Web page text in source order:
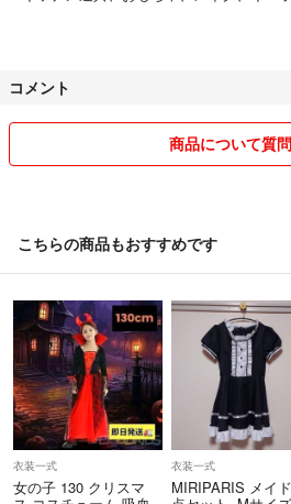
アクリルスタンド、シール、ステッカー
「発送は１日〜２日以内予定です」
郵便局発送は土日祝日お休みなので月曜
梱包方法はoppシートにプチプチ、緩衝シ
防水ビニールで梱包予定です！
火曜日、金曜日、土曜日は17〜22時30分ま
連絡が遅れます。
長々読んでいただきありがとうございま
コメント
商品について質
こちらの商品もおすすめです
衣装一式
女の子 130 クリスマ
衣装一式
MIRIPARIS メイ